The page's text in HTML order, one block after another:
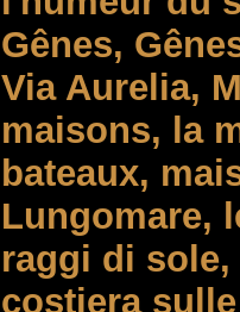
Gênes,
Via Aurelia,
maisons, la
bateaux,
Lungomare,
raggi di
costiera